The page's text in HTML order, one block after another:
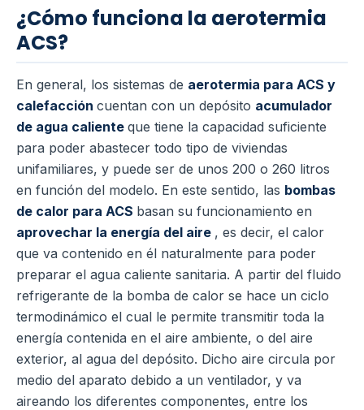
¿Cómo funciona la aerotermia
ACS?
En general, los sistemas de aerotermia para ACS y
calefacción cuentan con un depósito acumulador
de agua caliente que tiene la capacidad suficiente
para poder abastecer todo tipo de viviendas
unifamiliares, y puede ser de unos 200 o 260 litros
en función del modelo. En este sentido, las bombas
de calor para ACS basan su funcionamiento en
aprovechar la energía del aire , es decir, el calor
que va contenido en él naturalmente para poder
preparar el agua caliente sanitaria. A partir del fluido
refrigerante de la bomba de calor se hace un ciclo
termodinámico el cual le permite transmitir toda la
energía contenida en el aire ambiente, o del aire
exterior, al agua del depósito. Dicho aire circula por
medio del aparato debido a un ventilador, y va
aireando los diferentes componentes, entre los